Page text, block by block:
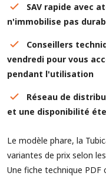
SAV rapide avec
n'immobilise pas
Conseillers
vendredi pour vous
pendant l'utilisation
Réseau de
et une disponibilité
Le modèle phare, la
variantes de prix selon
Une fiche technique